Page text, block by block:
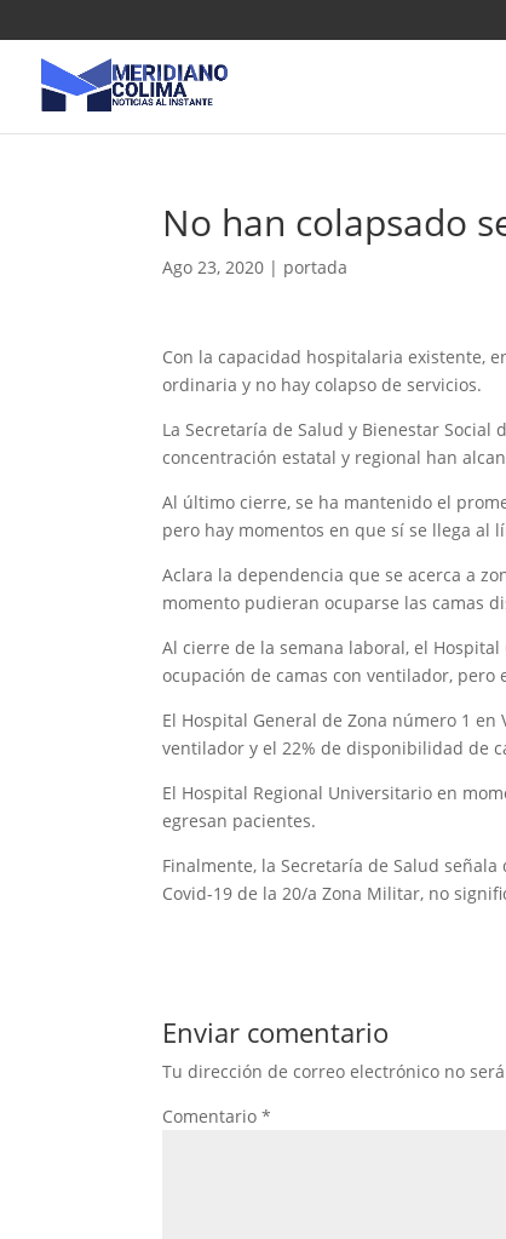
No han colapsado
Ago 23, 2020 | portada
Con la capacidad hospitalaria existente,
ordinaria y no hay colapso de servicios.
La Secretaría de Salud y Bienestar
concentración estatal y regional han
Al último cierre, se ha mantenido el
pero hay momentos en que sí se llega al
Aclara la dependencia que se acerca a
momento pudieran ocuparse las camas
Al cierre de la semana laboral, el
ocupación de camas con ventilador,
El Hospital General de Zona número 1
ventilador y el 22% de disponibilidad de
El Hospital Regional Universitario en
egresan pacientes.
Finalmente, la Secretaría de Salud
Covid-19 de la 20/a Zona Militar, no
Enviar comentario
Tu dirección de correo electrónico no
Comentario*